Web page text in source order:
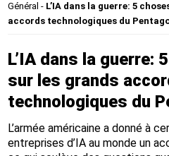
Général - L’IA dans la guerre: 5
accords technologiques du
L’IA dans la guerre:
sur les grands
technologiques du
L’armée américaine a donné à
entreprises d’IA au monde un